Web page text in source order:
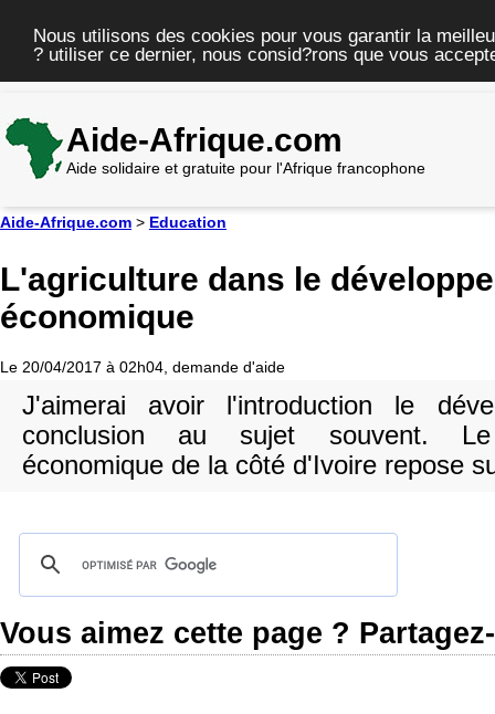
Nous utilisons des cookies pour vous garantir la
? utiliser ce dernier, nous consid?rons que vous
Aide-Afrique.com
Aide solidaire et gratuite pour l'Afrique francophone
Aide-Afrique.com > Education
L'agriculture dans le
économique
Le 20/04/2017 à 02h04, demande d'aide
J'aimerai avoir l'introduction le
conclusion au sujet souvent. Le
économique de la côté d'Ivoire repose
Vous aimez cette page ?